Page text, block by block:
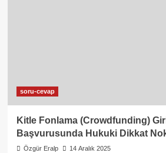
soru-cevap
Kitle Fonlama (Crowdfunding)
Başvurusunda Hukuki Dikkat
Özgür Eralp 14 Aralık 2025